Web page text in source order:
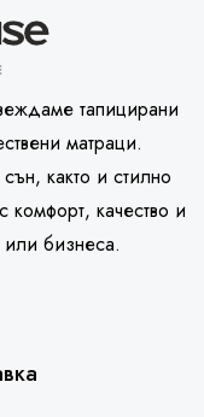
тапицирани
матраци.
както и стилно
качество и
бизнеса.